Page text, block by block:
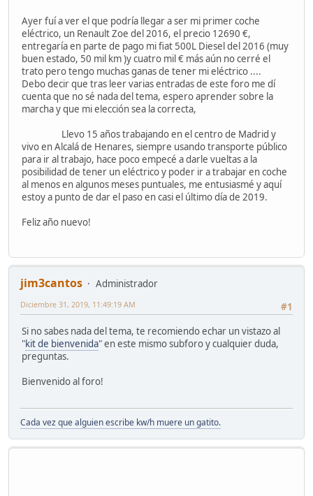
Ayer fuí a ver el que podría llegar a ser mi primer coche
eléctrico, un Renault Zoe del 2016, el precio 12690 €,
entregaría en parte de pago mi fiat 500L Diesel del 2016 (muy
buen estado, 50 mil km )y cuatro mil € más aún no cerré el
trato pero tengo muchas ganas de tener mi eléctrico ....
Debo decir que tras leer varias entradas de este foro me dí
cuenta que no sé nada del tema, espero aprender sobre la
marcha y que mi elección sea la correcta,
Llevo 15 años trabajando en el centro de Madrid y
vivo en Alcalá de Henares, siempre usando transporte público
para ir al trabajo, hace poco empecé a darle vueltas a la
posibilidad de tener un eléctrico y poder ir a trabajar en coche
al menos en algunos meses puntuales, me entusiasmé y aquí
estoy a punto de dar el paso en casi el último día de 2019.
Feliz año nuevo!
jim3cantos
Administrador
#1
Diciembre 31, 2019, 11:49:19 AM
Si no sabes nada del tema, te recomiendo echar un vistazo al
"kit de bienvenida" en este mismo subforo y cualquier duda,
preguntas.
Bienvenido al foro!
Cada vez que alguien escribe kw/h muere un gatito.